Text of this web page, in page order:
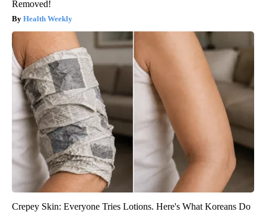
Removed!
Health Weekly
Crepey Skin: Everyone Tries Lotions. Here's What Koreans Do